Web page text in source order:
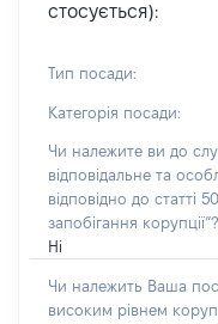
стосується):
Тип посади:
Категорія посади:
Чи належите ви до
відповідальне та
відповідно до статті
запобігання корупції”?
Ні
Чи належить Ваша
високим рівнем